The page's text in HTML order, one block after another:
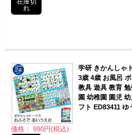
れ
学研 きかんしゃ
3歳 4歳 お風呂
教具 遊具 教育
園 幼稚園 園児
フト ED83411 ゆ
価格： 990円(税込)